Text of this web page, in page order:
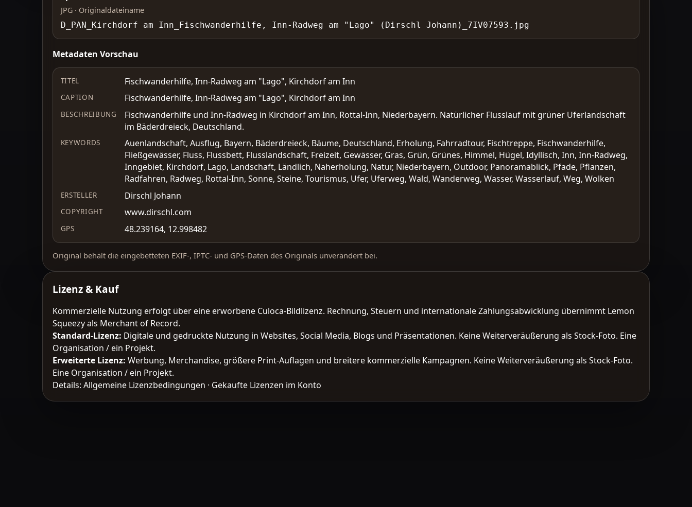
JPG · Originaldateiname
D_PAN_Kirchdorf am Inn_Fischwanderhilfe, Inn-Radweg am "Lago" (Dirschl Johann)_7IV07593.jpg
Metadaten Vorschau
TITEL Fischwanderhilfe, Inn-Radweg am "Lago", Kirchdorf am Inn
CAPTION Fischwanderhilfe, Inn-Radweg am "Lago", Kirchdorf am Inn
BESCHREIBUNG
Fischwanderhilfe und Inn-Radweg in Kirchdorf am Inn, Rottal-Inn, Niederbayern. Natürlicher Flusslauf mit grüner Uferlandschaft
im Bäderdreieck, Deutschland.
KEYWORDS
Auenlandschaft, Ausflug, Bayern, Bäderdreieck, Bäume, Deutschland, Erholung, Fahrradtour, Fischtreppe, Fischwanderhilfe,
Fließgewässer, Fluss, Flussbett, Flusslandschaft, Freizeit, Gewässer, Gras, Grün, Grünes, Himmel, Hügel, Idyllisch, Inn, Inn-Radweg,
Inngebiet, Kirchdorf, Lago, Landschaft, Ländlich, Naherholung, Natur, Niederbayern, Outdoor, Panoramablick, Pfade, Pflanzen,
Radfahren, Radweg, Rottal-Inn, Sonne, Steine, Tourismus, Ufer, Uferweg, Wald, Wanderweg, Wasser, Wasserlauf, Weg, Wolken
ERSTELLER Dirschl Johann
COPYRIGHT www.dirschl.com
GPS 48.239164, 12.998482
Original behält die eingebetteten EXIF-, IPTC- und GPS-Daten des Originals unverändert bei.
Lizenz & Kauf
Kommerzielle Nutzung erfolgt über eine erworbene Culoca-Bildlizenz. Rechnung, Steuern und internationale Zahlungsabwicklung übernimmt Lemon
Squeezy als Merchant of Record.
Standard-Lizenz: Digitale und gedruckte Nutzung in Websites, Social Media, Blogs und Präsentationen. Keine Weiterveräußerung als Stock-Foto. Eine
Organisation / ein Projekt.
Erweiterte Lizenz: Werbung, Merchandise, größere Print-Auflagen und breitere kommerzielle Kampagnen. Keine Weiterveräußerung als Stock-Foto.
Eine Organisation / ein Projekt.
Details:Allgemeine Lizenzbedingungen · Gekaufte Lizenzen im Konto